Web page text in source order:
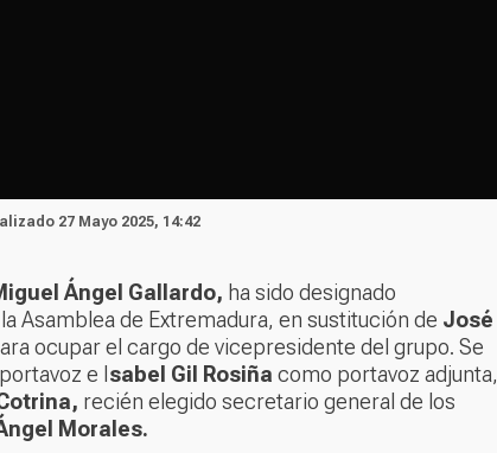
27 Mayo 2025, 14:42
Ángel Gallardo, ha sido designado
Asamblea de Extremadura, en sustitución de José
ocupar el cargo de vicepresidente del grupo. Se
e I sabel Gil Rosiña como portavoz adjunta,
recién elegido secretario general de los
Morales.